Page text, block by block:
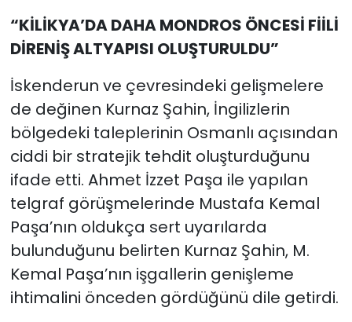
“KİLİKYA’DA DAHA MONDROS ÖNCESİ FİİLİ
DİRENİŞ ALTYAPISI OLUŞTURULDU”
İskenderun ve çevresindeki gelişmelere
de değinen Kurnaz Şahin, İngilizlerin
bölgedeki taleplerinin Osmanlı açısından
ciddi bir stratejik tehdit oluşturduğunu
ifade etti. Ahmet İzzet Paşa ile yapılan
telgraf görüşmelerinde Mustafa Kemal
Paşa’nın oldukça sert uyarılarda
bulunduğunu belirten Kurnaz Şahin, M.
Kemal Paşa’nın işgallerin genişleme
ihtimalini önceden gördüğünü dile getirdi.